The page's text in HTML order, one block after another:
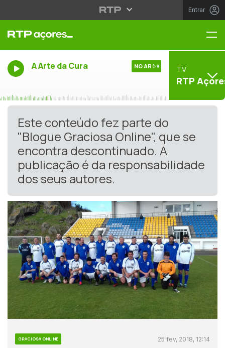
Entrar
A Arte da Cura NO AR TV
RTP
Este conteúdo fez parte do
"Blogue Graciosa Online", que se
encontra descontinuado. A
publicação é da responsabilidade
dos seus autores.
GRACIOSA ONLINE 25 fev, 2018, 12:14